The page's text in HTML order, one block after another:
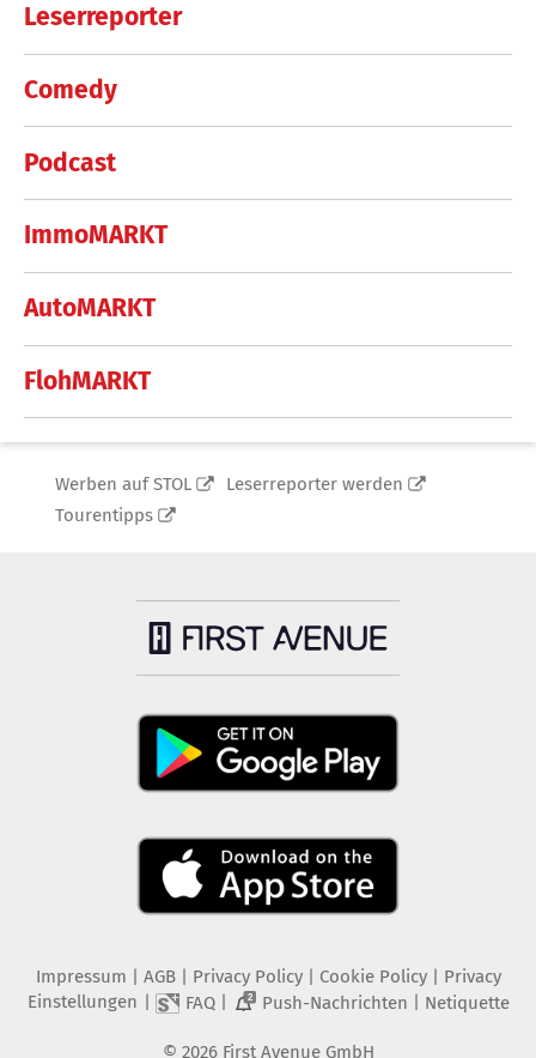
Leserreporter
Comedy
Podcast
ImmoMARKT
AutoMARKT
FlohMARKT
Werben auf STOL
Leserreporter werden
Tourentipps
Impressum AGB Privacy Policy| Cookie Policy| Privacy
Einstellungen
FAQ| 2 Push-Nachrichten Netiquette
© 2026 First Avenue GmbH